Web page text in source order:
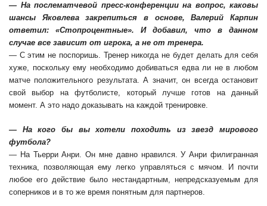
— На послематчевой пресс-конференции на вопрос, каковы
шансы Яковлева закрепиться в основе, Валерий Карпин
ответил: «Стопроцентные». И добавил, что в данном
случае все зависит от игрока, а не от тренера.
— С этим не поспоришь. Тренер никогда не будет делать для себя
хуже, поскольку ему необходимо добиваться едва ли не в любом
матче положительного результата. А значит, он всегда остановит
свой выбор на футболисте, который лучше готов на данный
момент. А это надо доказывать на каждой тренировке.
— На кого бы вы хотели походить из звезд мирового
футбола?
— На Тьерри Анри. Он мне давно нравился. У Анри филигранная
техника, позволяющая ему легко управляться с мячом. И почти
любое его действие было нестандартным, непредсказуемым для
соперников и в то же время понятным для партнеров.